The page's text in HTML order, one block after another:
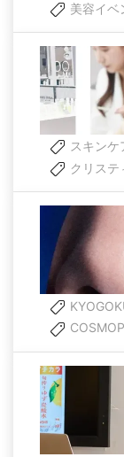
美容イベ
スキンケ
クリステ